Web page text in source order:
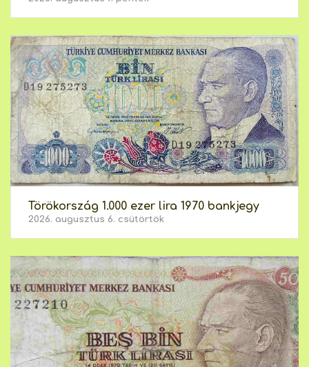
Törökország 1.000 ezer lira 1970 bankjegy
2026. augusztus 6. csütörtök